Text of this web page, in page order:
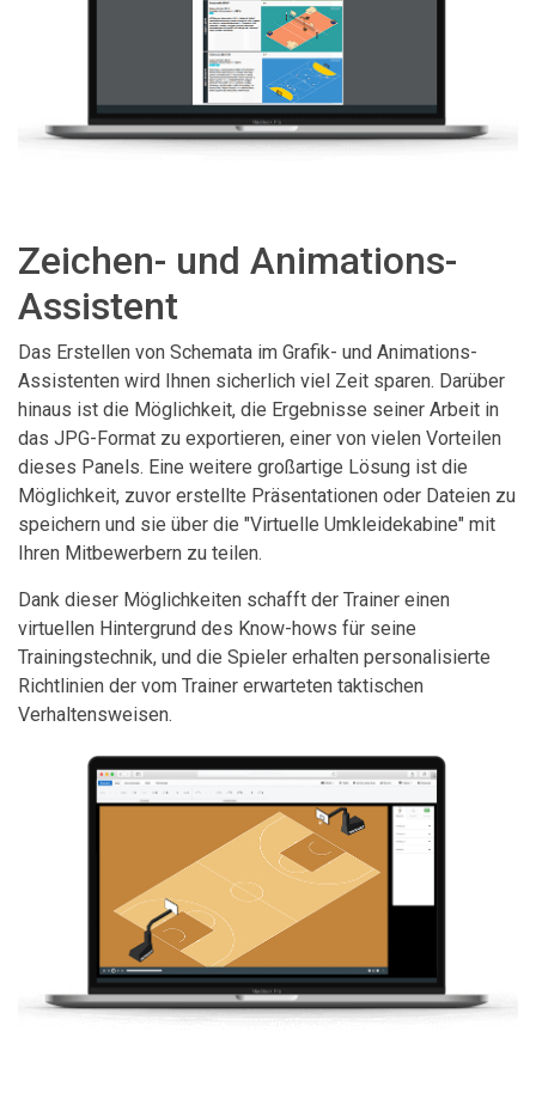
Zeichen- und Animations-
Assistent
Das Erstellen von Schemata im Grafik- und Animations-
Assistenten wird Ihnen sicherlich viel Zeit sparen. Darüber
hinaus ist die Möglichkeit, die Ergebnisse seiner Arbeit in
das JPG-Format zu exportieren, einer von vielen Vorteilen
dieses Panels. Eine weitere großartige Lösung ist die
Möglichkeit, zuvor erstellte Präsentationen oder Dateien zu
speichern und sie über die "Virtuelle Umkleidekabine" mit
Ihren Mitbewerbern zu teilen.
Dank dieser Möglichkeiten schafft der Trainer einen
virtuellen Hintergrund des Know-hows für seine
Trainingstechnik, und die Spieler erhalten personalisierte
Richtlinien der vom Trainer erwarteten taktischen
Verhaltensweisen.